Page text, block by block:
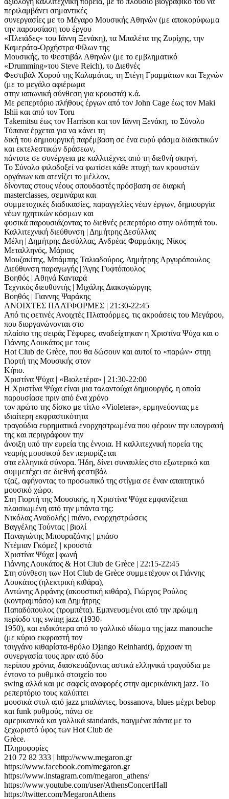
περιλαμβάνει σημαντικές
συνεργασίες με το Μέγαρο Μουσικής Αθηνών (με αποκορύφωμα
την παρουσίαση του έργου
«Πλειάδες» του Ιάννη Ξενάκη), τα Μπαλέτα της Ζυρίχης, την
Καμεράτα-Ορχήστρα Φίλων της
Μουσικής, το Φεστιβάλ Αθηνών (με το εμβληματικό
«Drumming»του Steve Reich), το Διεθνές
Φεστιβάλ Χορού της Καλαμάτας, τη Στέγη Γραμμάτων και Τεχνών
(με το μεγάλο αφιέρωμα
στην ιαπωνική σύνθεση για κρουστά) κ.ά.
Με ρεπερτόριο πλήθους έργων από τον John Cage έως τον Maki
Ishii και από τον Toru
Τakemitsu έως τον Ηarrison και τον Ιάννη Ξενάκη, το Σύνολο
Τύπανα έρχεται για να κάνει τη
δική του δημιουργική παρέμβαση σε ένα ευρύ φάσμα διδακτικών
και εκτελεστικών δράσεων,
πάντοτε σε συνέργεια με καλλιτέχνες από τη διεθνή σκηνή.
Το Σύνολο φιλοδοξεί να φωτίσει κάθε πτυχή των κρουστών
οργάνων και ατενίζει το μέλλον,
δίνοντας στους νέους σπουδαστές πρόσβαση σε διαρκή
masterclasses, σεμινάρια και
συμμετοχικές διαδικασίες, παραγγελίες νέων έργων, δημιουργία
νέων ηχητικών κόσμων και
φυσικά παρουσιάζοντας το διεθνές ρεπερτόριο στην ολότητά του.
Καλλιτεχνική διεύθυνση | Δημήτρης Δεσύλλας
Μέλη | Δημήτρης Δεσύλλας, Ανδρέας Φαρμάκης, Νίκος
Μεταλληνός, Μάριος
Μουζακίτης, Μπάμπης Ταλιαδούρος, Δημήτρης Αργυρόπουλος
Διεύθυνση παραγωγής | Άγης Γυφτόπουλος
Βοηθός | Αθηνά Κανταρά
Τεχνικός διευθυντής | Μιχάλης Διακογιώργης
Βοηθός | Γιαννης Ψαράκης
ANOIXTEΣ ΠΛΑΤΦΟΡΜΕΣ | 21:30-22:45
Από τις φετινές Ανοιχτές Πλατφόρμες, τις ακροάσεις του Μεγάρου,
που διοργανώνονται στο
πλαίσιο της σειράς Γέφυρες, αναδείχτηκαν η Χριστίνα Ψύχα και ο
Γιάννης Λουκάτος με τους
Hot Club de Grèce, που θα δώσουν και αυτοί το «παρών» στηη
Γιορτή της Μουσικής στον
Κήπο.
Χριστίνα Ψύχα | «Βιολετέρα» | 21:30-22:00
Η Χριστίνα Ψύχα είναι μια ταλαντούχα δημιουργός, η οποία
παρουσίασε πριν από ένα χρόνο
τον πρώτο της δίσκο με τίτλο «Violetera», ερμηνεύοντας με
ιδιαίτερη εκφραστικότητα
τραγούδια ευρηματικά ενορχηστρωμένα που φέρουν την υπογραφή
της και περιγράφουν την
άνοιξη υπό την ευρεία της έννοια. Η καλλιτεχνική πορεία της
νεαρής μουσικού δεν περιορίζεται
στα ελληνικά σύνορα. Ήδη, δίνει συναυλίες στο εξωτερικό και
συμμετέχει σε διεθνή φεστιβάλ
τζαζ, αφήνοντας το προσωπικό της στίγμα σε έναν απαιτητικό
μουσικό χώρο.
Στη Γιορτή της Μουσικής, η Χριστίνα Ψύχα εμφανίζεται
πλαισιωμένη από την μπάντα της:
Νικόλας Αναδολής | πιάνο, ενορχηστρώσεις
Βαγγέλης Τούντας | βιολί
Παναγιώτης Μπουραζάνης | μπάσο
Ντέμιαν Γκόμεζ | κρουστά
Χριστίνα Ψύχα | φωνή
Γιάννης Λουκάτος & Ηοt Club de Grèce | 22:15-22:45
Στη σύνθεση των Hot Club de Grèce συμμετέχουν οι Γιάννης
Λουκάτος (ηλεκτρική κιθάρα),
Αντώνης Αρφάνης (ακουστική κιθάρα), Γιώργος Ρούλος
(κοντραμπάσο) και Δημήτρης
Παπαδόπουλος (τρομπέτα). Εμπνευσμένοι από την πρώιμη
περίοδο της swing jazz (1930-
1950), και ειδικότερα από το γαλλικό ιδίωμα της jazz manouche
(με κύριο εκφραστή τον
τσιγγάνο κιθαρίστα-θρύλο Django Reinhardt), άρχισαν τη
συνεργασία τους πριν από δύο
περίπου χρόνια, διασκευάζοντας αστικά ελληνικά τραγούδια με
έντονο το ρυθμικό στοιχείο του
swing αλλά και με σαφείς αναφορές στην αμερικάνικη jazz. Το
ρεπερτόριο τους καλύπτει
μουσικά στυλ από jazz μπαλάντες, bossanova, blues μέχρι bebop
και funk ρυθμούς, πάνω σε
αμερικανικά και γαλλικά standards, παιγμένα πάντα με το
ξεχωριστό ύφος των Hot Club de
Grèce.
Πληροφορίες
210 72 82 333 | http://www.megaron.gr
https://www.facebook.com/megaron.gr
https://www.instagram.com/megaron_athens/
https://www.youtube.com/user/AthensConcertHall
https://twitter.com/MegaronAthens